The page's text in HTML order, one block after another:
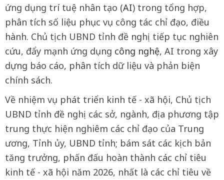
ứng dụng trí tuệ nhân tạo (AI) trong tổng hợp,
phân tích số liệu phục vụ công tác chỉ đạo, điều
hành. Chủ tịch UBND tỉnh đề nghị tiếp tục nghiên
cứu, đẩy mạnh ứng dụng công nghệ, AI trong xây
dựng báo cáo, phân tích dữ liệu và phản biện
chính sách.
Về nhiệm vụ phát triển kinh tế - xã hội, Chủ tịch
UBND tỉnh đề nghị các sở, ngành, địa phương tập
trung thực hiện nghiêm các chỉ đạo của Trung
ương, Tỉnh ủy, UBND tỉnh; bám sát các kịch bản
tăng trưởng, phấn đấu hoàn thành các chỉ tiêu
kinh tế - xã hội năm 2026, nhất là các chỉ tiêu về